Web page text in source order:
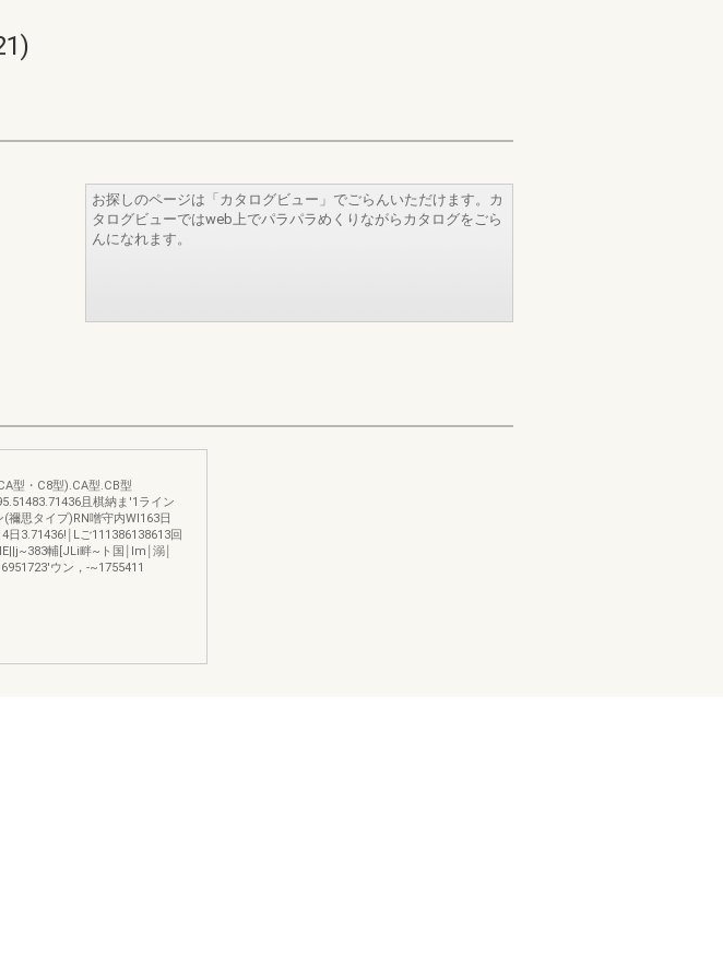
お探しのページは「カタログビュー」でごらんいただけます。カ
タログビューではweb上でパラパラめくりながらカタログをごら
んになれます。
型・C8型).CA型.CB型
且棋納ま'1ライン
禰思タイプ)RN噌守内WI163日
日3.71436!￨Lご111386138613回
輔[JLi畔~ト国￨lm￨溺￨
ウン，-~1755411